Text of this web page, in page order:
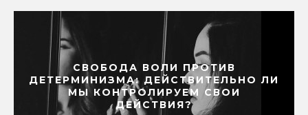
СВОБОДА ВОЛИ ПРОТИВ
ДЕТЕРМИНИЗМА: ДЕЙСТВИТЕЛЬНО ЛИ
МЫ КОНТРОЛИРУЕМ СВОИ
ДЕЙСТВИЯ?